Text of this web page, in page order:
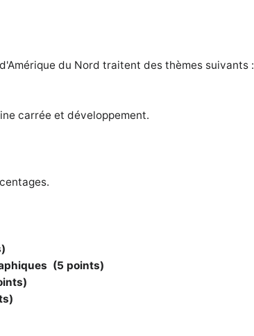
du Nord traitent des thèmes suivants :
carrée et développement.
(5 points)